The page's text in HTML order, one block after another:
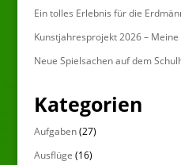
Ein tolles Erlebnis für die
Kunstjahresprojekt 2026 –
Neue Spielsachen auf dem
Kategorien
Aufgaben(27)
Ausflüge (16)